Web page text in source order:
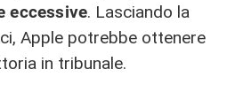
eccessive. Lasciando la
Apple potrebbe ottenere
in tribunale.